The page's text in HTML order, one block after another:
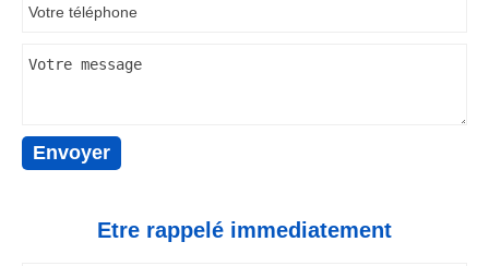
Etre rappelé immediatement